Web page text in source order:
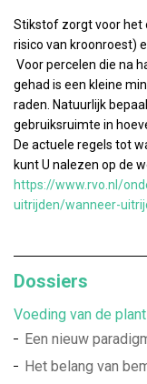
Stikstof zorgt voor het
risico van kroonroest)
Voor percelen die na
gehad is een kleine
raden. Natuurlijk
gebruiksruimte in
De actuele regels tot
kunt U nalezen op de
https://www.rvo.nl/
uitrijden/wanneer-
Dossiers
Voeding van de plant
Een nieuw
Het belang van